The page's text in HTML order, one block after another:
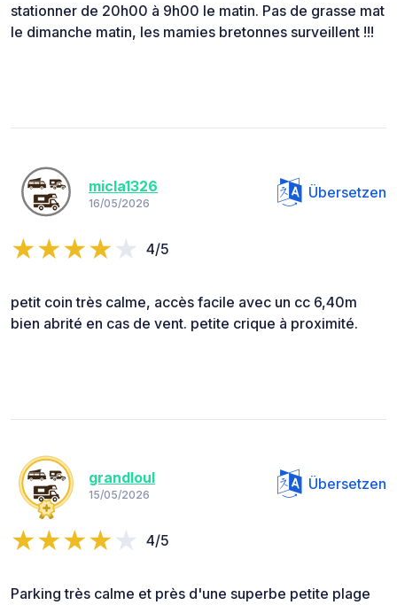
stationner de 20h00 à 9h00 le matin. Pas de grasse mat
le dimanche matin, les mamies bretonnes surveillent !!!
micla1326
16/05/2026
Übersetzen
4/5
petit coin très calme, accès facile avec un cc 6,40m
bien abrité en cas de vent. petite crique à proximité.
grandloul
15/05/2026
Übersetzen
4/5
Parking très calme et près d'une superbe petite plage